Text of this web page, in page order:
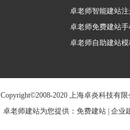
卓老师智能建站
卓老师免费建站
卓老师自助建站
Copyright©2008-2020 上海卓炎科技有
卓老师建站为您提供：免费建站 | 企业